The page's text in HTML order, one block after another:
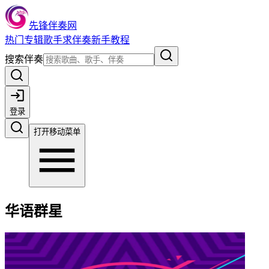
先锋伴奏网
热门 专辑歌手求伴奏新手教程
搜索伴奏
登录
打开移动菜单
华语群星